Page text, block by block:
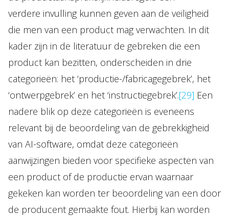
verdere invulling kunnen geven aan de veiligheid
die men van een product mag verwachten. In dit
kader zijn in de literatuur de gebreken die een
product kan bezitten, onderscheiden in drie
categorieën: het ‘productie-/fabricagegebrek’, het
‘ontwerpgebrek’ en het ‘instructiegebrek’.[29] Een
nadere blik op deze categorieën is eveneens
relevant bij de beoordeling van de gebrekkigheid
van AI-software, omdat deze categorieën
aanwijzingen bieden voor specifieke aspecten van
een product of de productie ervan waarnaar
gekeken kan worden ter beoordeling van een door
de producent gemaakte fout. Hierbij kan worden